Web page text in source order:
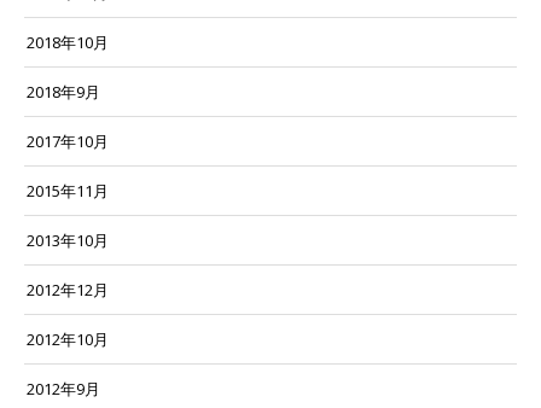
2018年10月
2018年9月
2017年10月
2015年11月
2013年10月
2012年12月
2012年10月
2012年9月